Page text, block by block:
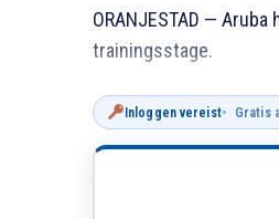
ORANJESTAD —
trainingsstage.
Inloggen vereist Gratis